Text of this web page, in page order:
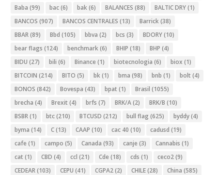
Baba (99) bac(6) bak(6) BALANCES (88) BALTIC DRY(1)
BANCOS (907) BANCOS CENTRALES (13) Barrick(38)
BBAR(89) Bbd (105) bbva (2) bcs (3) BDORY(10)
bear flags (124) benchmark(6) BHIP (18) BHP (4)
BIDU (27) bili (6) Binance (1) biotecnologia (6) biox (1)
BITCOIN (214) BITO (5) bk(1) bma (98) bnb (1) bolt (4)
BONOS (842) Bovespa (43) bpat (1) Brasil (1055)
brecha (4) Brexit (4) brfs (7) BRK/A(2) BRK/B (10)
BSBR(1) btc(210) BTCUSD (212) bull flag (625) byddy(4)
byma (14) C(13) CAAP (10) cac 40 (10) cadusd (19)
cafe (1) campo (5) Canada (93) canje (3) Cannabis (1)
cat (1) CBD (4) ccl (21) Cde (18) cds (1) ceco2(9)
CEDEAR(103) CEPU (41) CGPA2(2) CHILE(28) China (585)